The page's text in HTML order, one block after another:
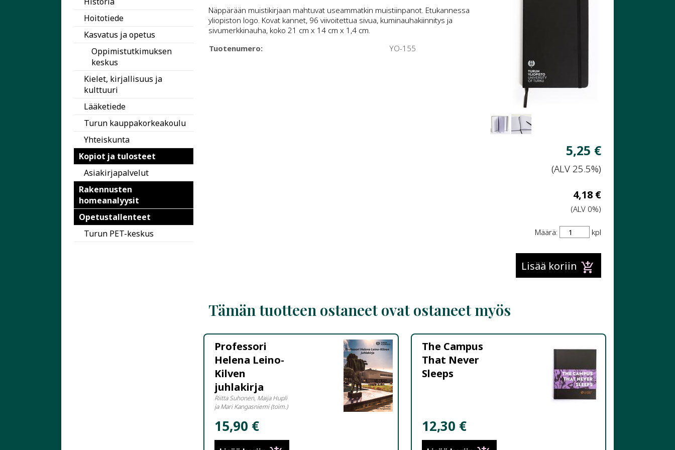
Hoitotiede
Kasvatus ja opetus
Oppimistutkimuksen
keskus
Kielet, kirjallisuus ja
kulttuuri
Lääketiede
Turun kauppakorkeakoulu
Yhteiskunta
Kopiot ja tulosteet
Asiakirjapalvelut
Rakennusten
homeanalyysit
Opetustallenteet
Turun PET-keskus
Näytä
tuotekuva
1
Näytä
tuotekuva
2
Näppärään muistikirjaan mahtuvat useammatkin muistiinpanot. Etukannessa
yliopiston logo. Kovat kannet, 96 viivoitettua sivua, kuminauhakiinnitys ja
sivumerkkinauha, koko 21 cm x 14 cm x 1,4 cm.
Tuotenumero:
YO-155
Näytä
tuotekuva
Näytä
tuotekuva
Verollinen
5,25 €
(ALV 25.5%)
Veroton
4,18 €
(ALV 0%)
Määrä: kpl
Lisää koriin add_shopping_cart
Tämän tuotteen ostaneet ovat ostaneet myös
Professori
Helena Leino-
Kilven
juhlakirja
Riitta Suhonen, Maija Hupli
ja Mari Kangasniemi (toim.)
15,90 €
The Campus
That Never
Sleeps
12,30 €